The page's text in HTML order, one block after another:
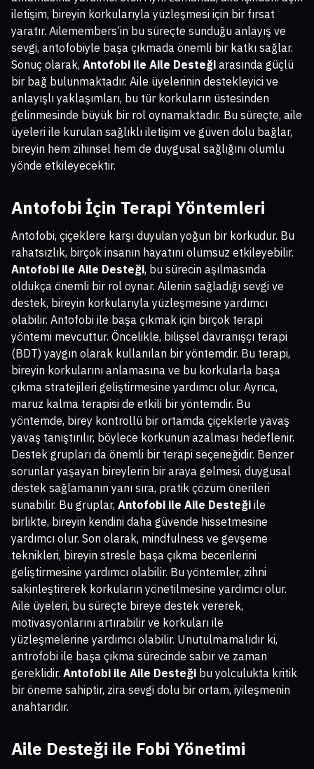
iletişim, bireyin korkularıyla yüzleşmesi için bir fırsat
yaratır. Ailemembers’in bu süreçte sunduğu anlayış ve
sevgi, antofobiyle başa çıkmada önemli bir katkı sağlar.
Sonuç olarak, Antofobi ile Aile Desteği arasında güçlü
bir bağ bulunmaktadır. Aile üyelerinin destekleyici ve
anlayışlı yaklaşımları, bu tür korkuların üstesinden
gelinmesinde büyük bir rol oynamaktadır. Bu süreçte, aile
üyeleri ile kurulan sağlıklı iletişim ve güven dolu bağlar,
bireyin hem zihinsel hem de duygusal sağlığını olumlu
yönde etkileyecektir.
Antofobi İçin Terapi Yöntemleri
Antofobi, çiçeklere karşı duyulan yoğun bir korkudur. Bu
rahatsızlık, birçok insanın hayatını olumsuz etkileyebilir.
Antofobi ile Aile Desteği, bu sürecin aşılmasında
oldukça önemli bir rol oynar. Ailenin sağladığı sevgi ve
destek, bireyin korkularıyla yüzleşmesine yardımcı
olabilir. Antofobi ile başa çıkmak için birçok terapi
yöntemi mevcuttur. Öncelikle, bilişsel davranışçı terapi
(BDT) yaygın olarak kullanılan bir yöntemdir. Bu terapi,
bireyin korkularını anlamasına ve bu korkularla başa
çıkma stratejileri geliştirmesine yardımcı olur. Ayrıca,
maruz kalma terapisi de etkili bir yöntemdir. Bu
yöntemde, birey kontrollü bir ortamda çiçeklerle yavaş
yavaş tanıştırılır, böylece korkunun azalması hedeflenir.
Destek grupları da önemli bir terapi seçeneğidir. Benzer
sorunlar yaşayan bireylerin bir araya gelmesi, duygusal
destek sağlamanın yanı sıra, pratik çözüm önerileri
sunabilir. Bu gruplar, Antofobi ile Aile Desteği ile
birlikte, bireyin kendini daha güvende hissetmesine
yardımcı olur. Son olarak, mindfulness ve gevşeme
teknikleri, bireyin stresle başa çıkma becerilerini
geliştirmesine yardımcı olabilir. Bu yöntemler, zihni
sakinleştirerek korkuların yönetilmesine yardımcı olur.
Aile üyeleri, bu süreçte bireye destek vererek,
motivasyonlarını artırabilir ve korkuları ile
yüzleşmelerine yardımcı olabilir. Unutulmamalıdır ki,
antrofobi ile başa çıkma sürecinde sabır ve zaman
gereklidir. Antofobi ile Aile Desteği bu yolculukta kritik
bir öneme sahiptir, zira sevgi dolu bir ortam, iyileşmenin
anahtarıdır.
Aile Desteği ile Fobi Yönetimi